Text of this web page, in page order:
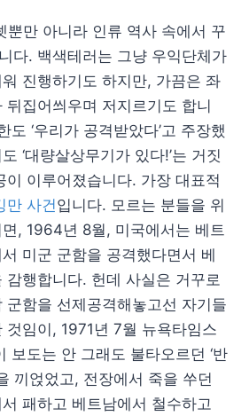
뿐만 아니라 인류 역사 속에서 꾸
다. 백색테러는 그냥 우익단체가
진행하기도 하지만, 가끔은 좌
뒤집어씌우며 저지르기도 합니
도 ‘우리가 공격받았다’고 주장했
‘대량살상무기가 있다!’는 거짓
이 이루어졌습니다. 가장 대표적
만 사건입니다. 모르는 분들을 위
, 1964년 8월, 미국에서는 베트
미군 군함을 공격했다면서 베
감행합니다. 헌데 사실은 거꾸로
군함을 선제공격해놓고선 자기들
것임이, 1971년 7월 뉴욕타임스
보도는 안 그래도 불타오르던 ‘반
끼얹었고, 전장에서 죽을 쑤던
패하고 베트남에서 철수하고